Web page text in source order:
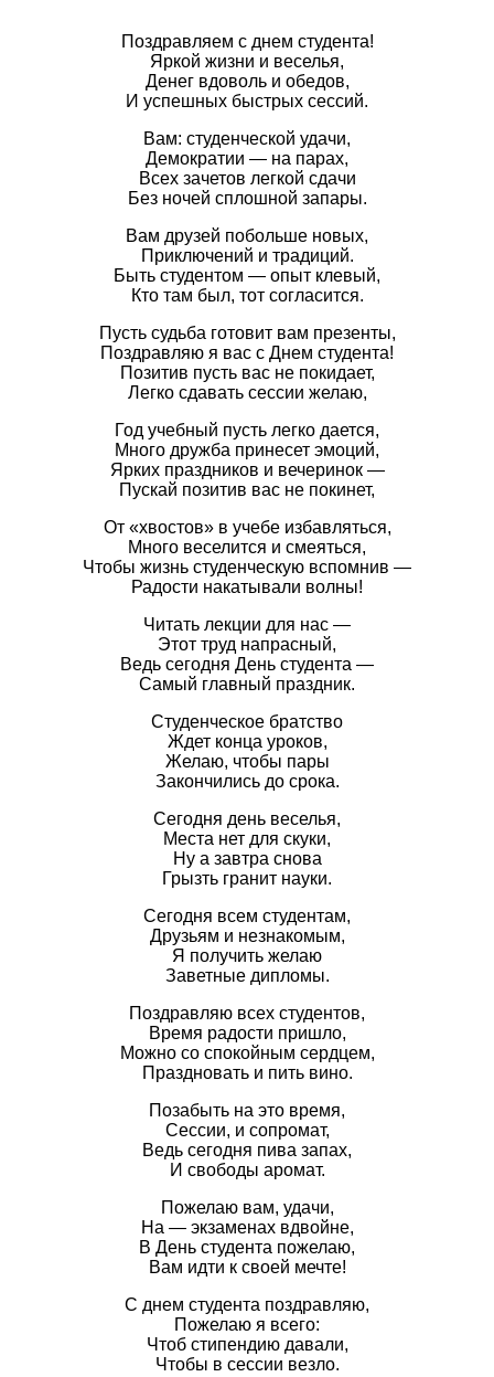
Поздравляем с днем студента!
Яркой жизни и веселья,
Денег вдоволь и обедов,
И успешных быстрых сессий.
Вам: студенческой удачи,
Демократии — на парах,
Всех зачетов легкой сдачи
Без ночей сплошной запары.
Вам друзей побольше новых,
Приключений и традиций.
Быть студентом — опыт клевый,
Кто там был, тот согласится.
Пусть судьба готовит вам презенты,
Поздравляю я вас с Днем студента!
Позитив пусть вас не покидает,
Легко сдавать сессии желаю,
Год учебный пусть легко дается,
Много дружба принесет эмоций,
Ярких праздников и вечеринок —
Пускай позитив вас не покинет,
От «хвостов» в учебе избавляться,
Много веселится и смеяться,
Чтобы жизнь студенческую вспомнив —
Радости накатывали волны!
Читать лекции для нас —
Этот труд напрасный,
Ведь сегодня День студента —
Самый главный праздник.
Студенческое братство
Ждет конца уроков,
Желаю, чтобы пары
Закончились до срока.
Сегодня день веселья,
Места нет для скуки,
Ну а завтра снова
Грызть гранит науки.
Сегодня всем студентам,
Друзьям и незнакомым,
Я получить желаю
Заветные дипломы.
Поздравляю всех студентов,
Время радости пришло,
Можно со спокойным сердцем,
Праздновать и пить вино.
Позабыть на это время,
Сессии, и сопромат,
Ведь сегодня пива запах,
И свободы аромат.
Пожелаю вам, удачи,
На — экзаменах вдвойне,
В День студента пожелаю,
Вам идти к своей мечте!
С днем студента поздравляю,
Пожелаю я всего:
Чтоб стипендию давали,
Чтобы в сессии везло.